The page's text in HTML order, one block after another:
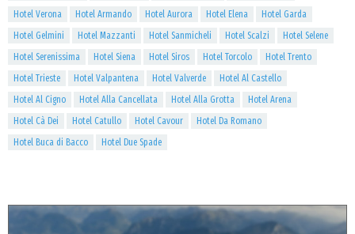
Hotel Verona
Hotel Armando Hotel Aurora Hotel Elena
Hotel Garda
Hotel Gelmini
Hotel Mazzanti Hotel Sanmicheli Hotel Scalzi
Hotel Selene
Hotel Serenissima
Hotel Siena Hotel Siros Hotel Torcolo
Hotel Trento
Hotel Trieste
Hotel Valpantena Hotel Valverde
Hotel Al Castello
Hotel Al Cigno
Hotel Alla Cancellata Hotel Alla Grotta
Hotel Arena
Hotel Cà Dei
Hotel Catullo Hotel Cavour
Hotel Da Romano
Hotel Buca di Bacco
Hotel Due Spade